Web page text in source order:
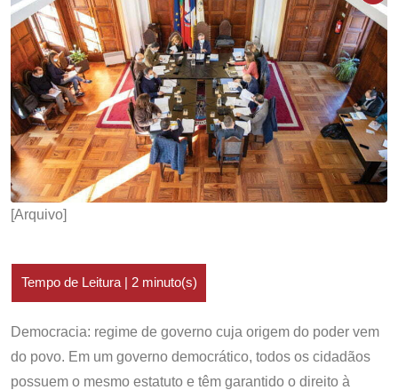
[Arquivo]
Democracia: regime de governo cuja origem do poder vem
do povo. Em um governo democrático, todos os cidadãos
possuem o mesmo estatuto e têm garantido o direito à